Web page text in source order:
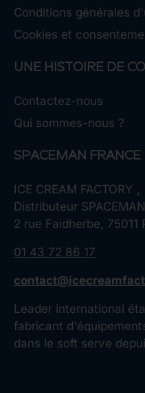
Conditions générales
Cookies et
UNE HISTOIRE DE
Contactez-nous
Qui sommes-nous ?
SPACEMAN FRANCE
ICE CREAM FACTORY ,
Distributeur
2 rue Faidherbe, 75011
01 43 72 86 17
Leader international
fabricant
dans le soft serve